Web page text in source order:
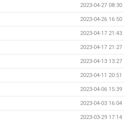
2023-04-27 08:30
2023-04-26 16:50
2023-04-17 21:43
2023-04-17 21:27
2023-04-13 13:27
2023-04-11 20:51
2023-04-06 15:39
2023-04-03 16:04
2023-03-29 17:14